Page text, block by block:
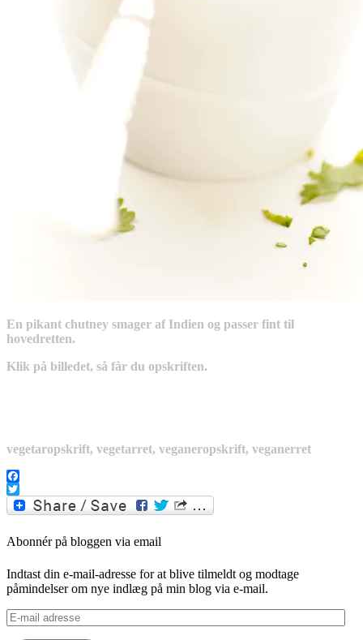
En pikant chutney smager af Indien og passer fint til
hovedretten.
Klik på billedet, så får du opskriften.
vegetaropskrift, vegetarret, veganeropskrift, veganerret
Facebook
Twitter
Abonnér på bloggen via email
Indtast din e-mail-adresse for at blive tilmeldt og modtage
påmindelser om nye indlæg på min blog via e-mail.
E-
mail